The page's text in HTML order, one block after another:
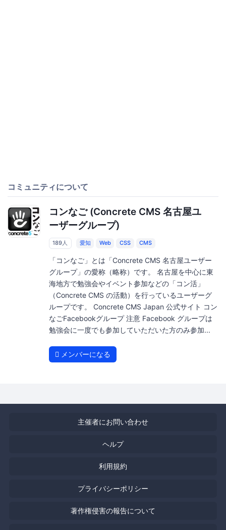
コミュニティについて
コンなご (Concrete CMS 名古屋ユ
ーザーグループ)
189人 愛知 Web CSS CMS
「コンなご」とは「Concrete CMS 名古屋ユーザー
グループ」の愛称（略称）です。 名古屋を中心に東
海地方で勉強会やイベント参加などの「コン活」
（Concrete CMS の活動）を行っているユーザーグ
ループです。 Concrete CMS Japan 公式サイト コン
なごFacebookグループ 注意 Facebook グループは
勉強会に一度でも参加していただいた方のみ参加...
メンバーになる
主催者にお問い合わせ
ヘルプ
利用規約
プライバシーポリシー
著作権侵害の報告について